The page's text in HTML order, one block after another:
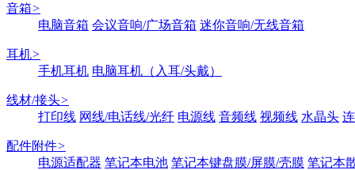
音箱>
电脑音箱 会议音响/广场音箱 迷你音响/无线音箱
耳机>
手机耳机 电脑耳机（入耳/头戴）
线材/接头>
打印线 网线/电话线/光纤 电源线 音频线 视频线 水晶头
配件附件>
电源适配器 笔记本电池 笔记本键盘膜/屏膜/壳膜 笔记本